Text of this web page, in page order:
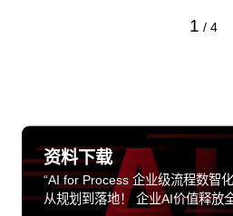
1 / 4
资料下载
“AI for Process 企业级流程数智
从规划到落地！ 企业AI价值释放